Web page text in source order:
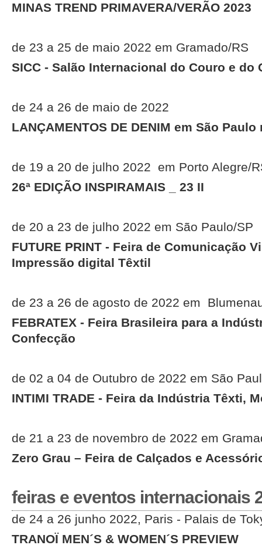
MINAS TREND PRIMAVERA/VERÃO 2023
de 23 a 25 de maio 2022 em Gramado/RS
SICC - Salão Internacional do Couro e do
de 24 a 26 de maio de 2022
LANÇAMENTOS DE DENIM em São
de 19 a 20 de julho 2022 em Porto Alegre/
26ª EDIÇÃO INSPIRAMAIS _ 23 II
de 20 a 23 de julho 2022 em São Paulo/SP
FUTURE PRINT - Feira de Comunicação
Impressão digital Têxtil
de 23 a 26 de agosto de 2022 em
FEBRATEX - Feira Brasileira para a
Confecção
de 02 a 04 de Outubro de 2022 em São
INTIMI TRADE - Feira da Indústria Têxti,
de 21 a 23 de novembro de 2022 em
Zero Grau – Feira de Calçados e
feiras e eventos internacionais
de 24 a 26 junho 2022, Paris - Palais de
TRANOÏ MEN´S & WOMEN´S PREVIEW